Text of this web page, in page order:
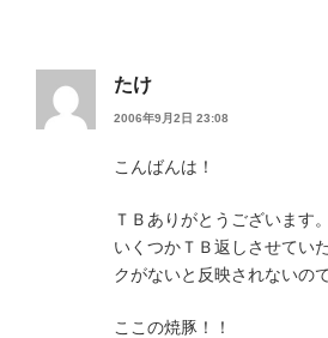
たけ
2006年9月2日 23:08
こんばんは！
ＴＢありがとうございます。
いくつかＴＢ返しさせてい
クがないと反映されないの
ここの焼豚！！